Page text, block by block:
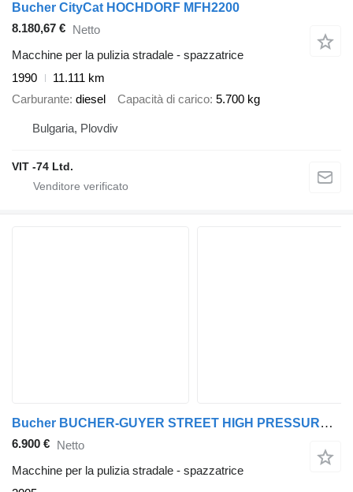
Bucher CityCat HOCHDORF MFH2200
8.180,67 € Netto
Macchine per la pulizia stradale - spazzatrice
1990
11.111 km
Carburante diesel Capacità di carico 5.700 kg
Bulgaria, Plovdiv
VIT -74 Ltd.
Bucher BUCHER-GUYER STREET HIGH PRESSURE/SUCK CLEANER
6.900 € Netto
Macchine per la pulizia stradale - spazzatrice